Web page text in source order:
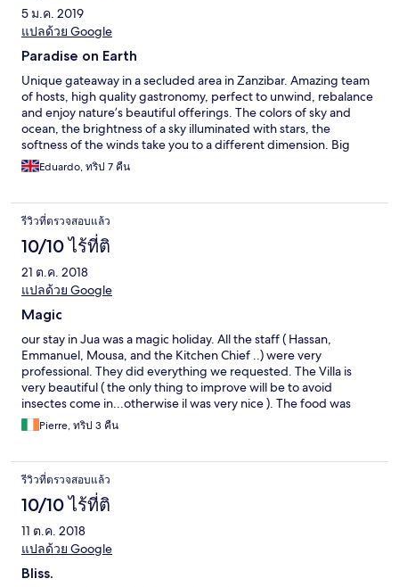
5 ม.ค. 2019
แปลด้วย Google
Paradise on Earth
Unique gateaway in a secluded area in Zanzibar. Amazing team
of hosts, high quality gastronomy, perfect to unwind, rebalance
and enjoy nature’s beautiful offerings. The colors of sky and
ocean, the brightness of a sky illuminated with stars, the
softness of the winds take you to a different dimension. Big
thumbs up to Nigel.
Eduardo, ทริป 7 คืน
รีวิวที่ตรวจสอบแล้ว
10/10 ไร้ที่ติ
21 ต.ค. 2018
แปลด้วย Google
Magic
our stay in Jua was a magic holiday. All the staff ( Hassan,
Emmanuel, Mousa, and the Kitchen Chief ..) were very
professional. They did everything we requested. The Villa is
very beautiful ( the only thing to improve will be to avoid
insectes come in...otherwise il was very nice ). The food was
amazing..Thanks for all the staff .
Pierre, ทริป 3 คืน
รีวิวที่ตรวจสอบแล้ว
10/10 ไร้ที่ติ
11 ต.ค. 2018
แปลด้วย Google
Bliss.